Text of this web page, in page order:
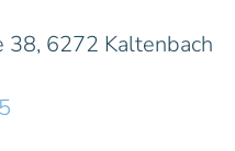
38, 6272 Kaltenbach